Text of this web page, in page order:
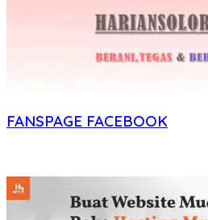
FANSPAGE FACEBOOK